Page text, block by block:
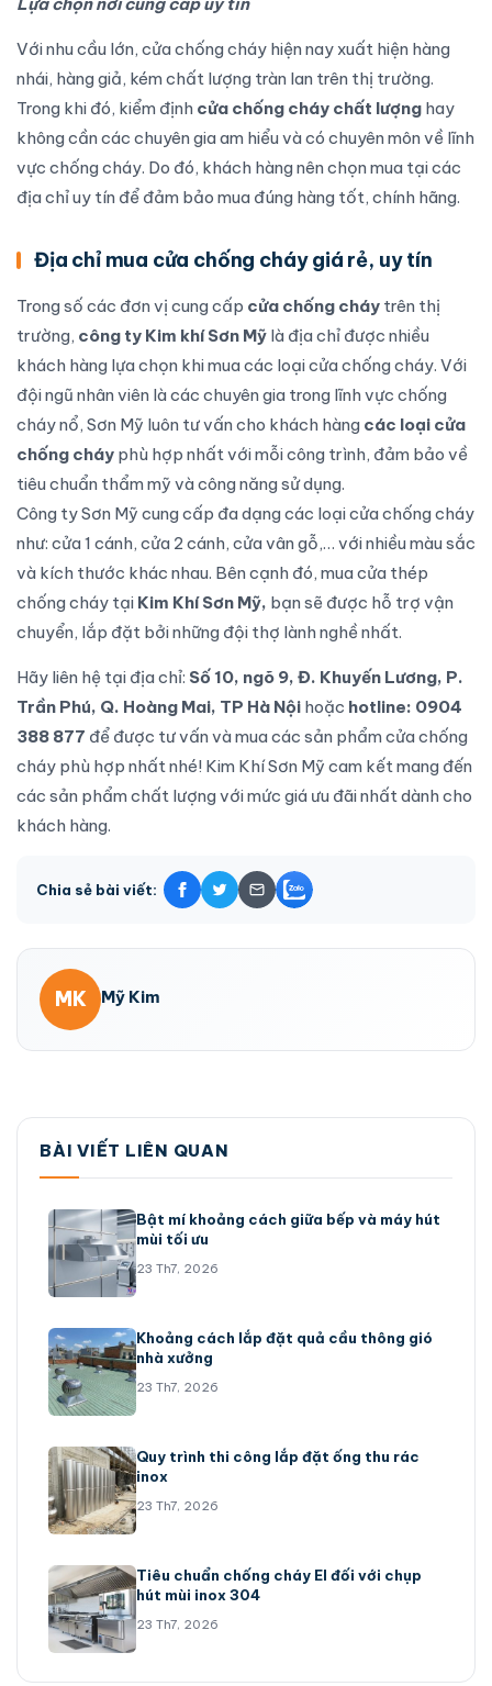
Với nhu cầu lớn, cửa chống cháy hiện nay xuất hiện hàng
nhái, hàng giả, kém chất lượng tràn lan trên thị trường.
Trong khi đó, kiểm định cửa chống cháy chất lượng hay
không cần các chuyên gia am hiểu và có chuyên môn về lĩnh
vực chống cháy. Do đó, khách hàng nên chọn mua tại các
địa chỉ uy tín để đảm bảo mua đúng hàng tốt, chính hãng.
Địa chỉ mua cửa chống cháy giá rẻ, uy tín
Trong số các đơn vị cung cấp cửa chống cháy trên thị
trường, công ty Kim khí Sơn Mỹ là địa chỉ được nhiều
khách hàng lựa chọn khi mua các loại cửa chống cháy. Với
đội ngũ nhân viên là các chuyên gia trong lĩnh vực chống
cháy nổ, Sơn Mỹ luôn tư vấn cho khách hàng các loại cửa
chống cháy phù hợp nhất với mỗi công trình, đảm bảo về
tiêu chuẩn thẩm mỹ và công năng sử dụng.
Công ty Sơn Mỹ cung cấp đa dạng các loại cửa chống cháy
như: cửa 1 cánh, cửa 2 cánh, cửa vân gỗ,… với nhiều màu sắc
và kích thước khác nhau. Bên cạnh đó, mua cửa thép
chống cháy tại Kim Khí Sơn Mỹ, bạn sẽ được hỗ trợ vận
chuyển, lắp đặt bởi những đội thợ lành nghề nhất.
Hãy liên hệ tại địa chỉ: Số 10, ngõ 9, Đ. Khuyến Lương, P.
Trần Phú, Q. Hoàng Mai, TP Hà Nội hoặc hotline: 0904
388 877 để được tư vấn và mua các sản phẩm cửa chống
cháy phù hợp nhất nhé! Kim Khí Sơn Mỹ cam kết mang đến
các sản phẩm chất lượng với mức giá ưu đãi nhất dành cho
khách hàng.
Chia sẻ bài viết:
MK Mỹ Kim
BÀI VIẾT LIÊN QUAN
Bật mí khoảng cách giữa bếp và máy hút
mùi tối ưu
23 Th7, 2026
Khoảng cách lắp đặt quả cầu thông gió
nhà xưởng
23 Th7, 2026
Quy trình thi công lắp đặt ống thu rác
inox
23 Th7, 2026
Tiêu chuẩn chống cháy EI đối với chụp
hút mùi inox 304
23 Th7, 2026